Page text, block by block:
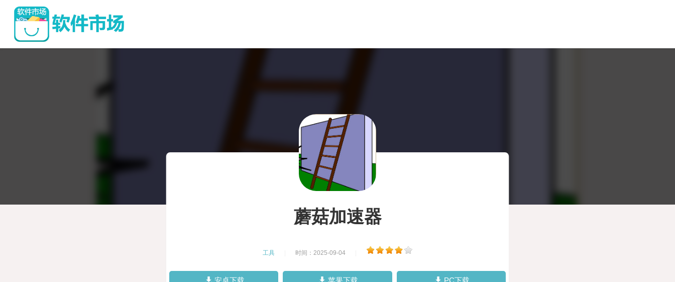
蘑菇加速器
工具 时间：2025-09-04
安卓下载 苹果下载 PC下载